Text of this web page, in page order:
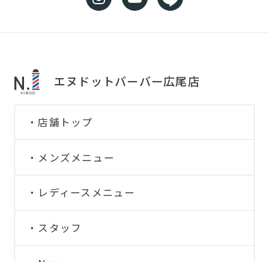
エヌドットバーバー広尾店
店舗トップ
メンズメニュー
レディースメニュー
スタッフ